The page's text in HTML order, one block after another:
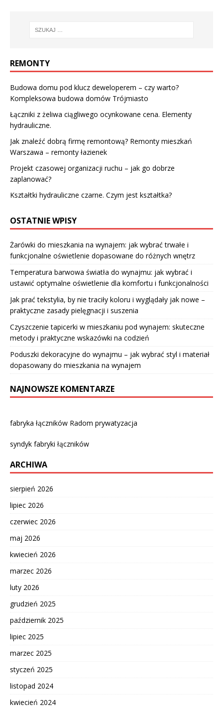
REMONTY
Budowa domu pod klucz deweloperem – czy warto?
Kompleksowa budowa domów Trójmiasto
Łączniki z żeliwa ciągliwego ocynkowane cena. Elementy
hydrauliczne.
Jak znaleźć dobrą firmę remontową? Remonty mieszkań
Warszawa – remonty łazienek
Projekt czasowej organizacji ruchu – jak go dobrze
zaplanować?
Kształtki hydrauliczne czarne. Czym jest kształtka?
OSTATNIE WPISY
Żarówki do mieszkania na wynajem: jak wybrać trwałe i
funkcjonalne oświetlenie dopasowane do różnych wnętrz
Temperatura barwowa światła do wynajmu: jak wybrać i
ustawić optymalne oświetlenie dla komfortu i funkcjonalności
Jak prać tekstylia, by nie traciły koloru i wyglądały jak nowe –
praktyczne zasady pielęgnacji i suszenia
Czyszczenie tapicerki w mieszkaniu pod wynajem: skuteczne
metody i praktyczne wskazówki na codzień
Poduszki dekoracyjne do wynajmu – jak wybrać styl i materiał
dopasowany do mieszkania na wynajem
NAJNOWSZE KOMENTARZE
fabryka łączników Radom prywatyzacja
syndyk fabryki łączników
ARCHIWA
sierpień 2026
lipiec 2026
czerwiec 2026
maj 2026
kwiecień 2026
marzec 2026
luty 2026
grudzień 2025
październik 2025
lipiec 2025
marzec 2025
styczeń 2025
listopad 2024
kwiecień 2024